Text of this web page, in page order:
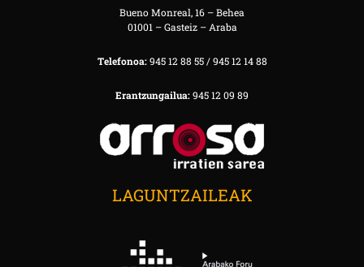
Bueno Monreal, 16 – Behea
01001 – Gasteiz – Araba
Telefonoa:945 12 88 55 / 945 12 14 88
Erantzungailua:945 12 09 89
LAGUNTZAILEAK